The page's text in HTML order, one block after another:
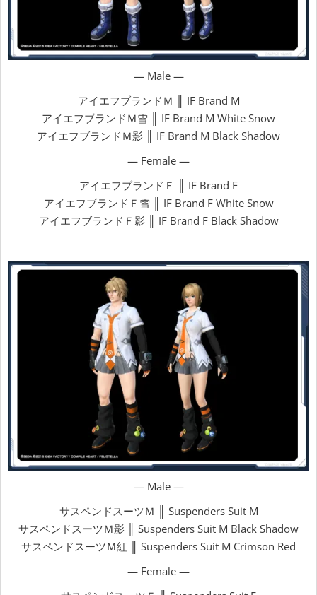
— Male —
アイエフブランドＭ ║ IF Brand M
アイエフブランドＭ雪 ║ IF Brand M White Snow
アイエフブランドＭ影 ║ IF Brand M Black Shadow
— Female —
アイエフブランドＦ ║ IF Brand F
アイエフブランドＦ雪 ║ IF Brand F White Snow
アイエフブランドＦ影 ║ IF Brand F Black Shadow
— Male —
サスペンドスーツＭ ║ Suspenders Suit M
サスペンドスーツＭ影 ║ Suspenders Suit M Black Shadow
サスペンドスーツＭ紅 ║ Suspenders Suit M Crimson Red
— Female —